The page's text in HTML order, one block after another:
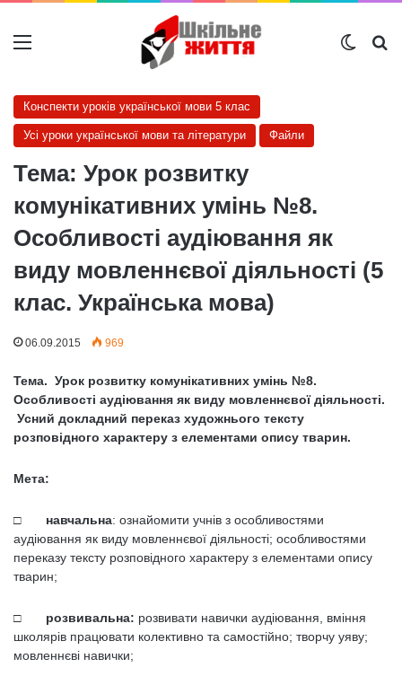
Меню
Конспекти уроків української мови 5 клас
Усі уроки української мови та літератури Файли
Тема: Урок розвитку
комунікативних умінь №8.
Особливості аудіювання як
виду мовленнєвої діяльності (5
клас. Українська мова)
06.09.2015 969
Тема. Урок розвитку комунікативних умінь №8.
Особливості аудіювання як виду мовленнєвої діяльності.
Усний докладний переказ художнього тексту
розповідного характеру з елементами опису тварин.
Мета:
□ навчальна: ознайомити учнів з особливостями
аудіювання як виду мовленнєвої діяльності; особливостями
переказу тексту розповідного характеру з елементами опису
тварин;
□ розвивальна: розвивати навички аудіювання, вміння
школярів працю­вати колективно та самостійно; творчу уяву;
мовленнєві навички;